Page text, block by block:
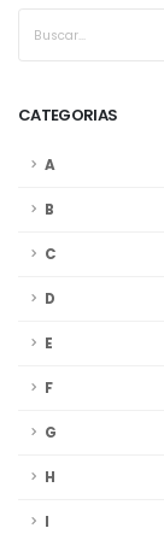
CATEGORIAS
A
B
C
D
E
F
G
H
I